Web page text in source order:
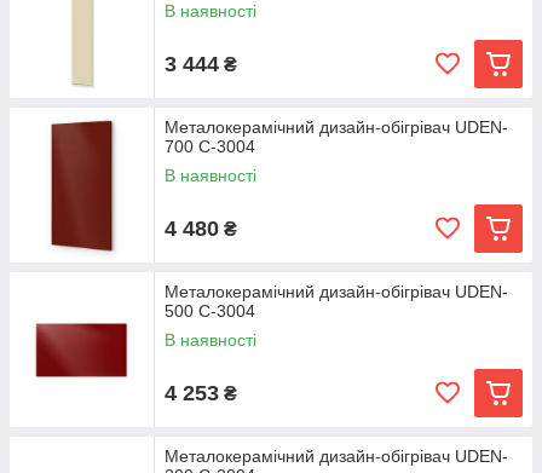
В наявності
3 444 ₴
Металокерамічний дизайн-обігрівач UDEN-
700 С-3004
В наявності
4 480 ₴
Металокерамічний дизайн-обігрівач UDEN-
500 C-3004
В наявності
4 253 ₴
Металокерамічний дизайн-обігрівач UDEN-